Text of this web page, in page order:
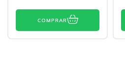
COMPRAR